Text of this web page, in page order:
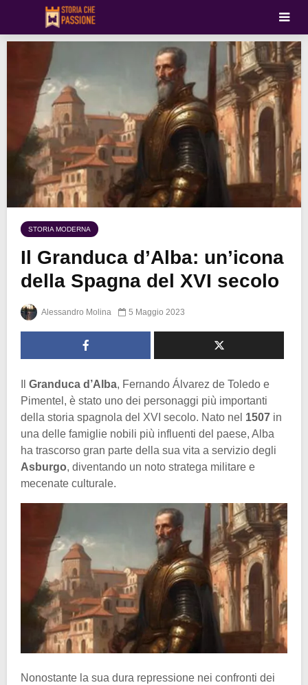
STORIA MODERNA
Il Granduca d’Alba: un’icona
della Spagna del XVI secolo
Alessandro Molina 5 Maggio 2023
Granduca d’Alba, Fernando Álvarez de Toledo e
Pimentel, è stato uno dei personaggi più importanti
della storia spagnola del XVI secolo. Nato nel 1507 in
una delle famiglie nobili più influenti del paese, Alba
ha trascorso gran parte della sua vita a servizio degli
Asburgo, diventando un noto stratega militare e
mecenate culturale.
Nonostante la sua dura repressione nei confronti dei